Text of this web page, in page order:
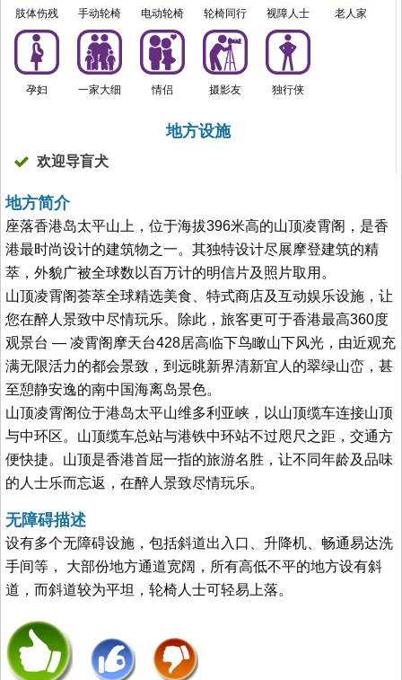
肢体伤残 手动轮椅 电动轮椅 轮椅同行 视障人士 老人家
孕妇 一家大细 情侣 摄影友 独行侠
地方设施
欢迎导盲犬
地方简介
座落香港岛太平山上，位于海拔396米高的山顶凌霄阁，是香
港最时尚设计的建筑物之一。其独特设计尽展摩登建筑的精
萃，外貌广被全球数以百万计的明信片及照片取用。
山顶凌霄阁荟萃全球精选美食、特式商店及互动娱乐设施，让
您在醉人景致中尽情玩乐。除此，旅客更可于香港最高360度
观景台 — 凌霄阁摩天台428居高临下鸟瞰山下风光，由近观充
满无限活力的都会景致，到远晀新界清新宜人的翠绿山峦，甚
至憩静安逸的南中国海离岛景色。
山顶凌霄阁位于港岛太平山维多利亚峡，以山顶缆车连接山顶
与中环区。山顶缆车总站与港铁中环站不过咫尺之距，交通方
便快捷。山顶是香港首屈一指的旅游名胜，让不同年龄及品味
的人士乐而忘返，在醉人景致尽情玩乐。
无障碍描述
设有多个无障碍设施，包括斜道出入口、升降机、畅通易达洗
手间等， 大部份地方通道宽阔，所有高低不平的地方设有斜
道，而斜道较为平坦，轮椅人士可轻易上落。